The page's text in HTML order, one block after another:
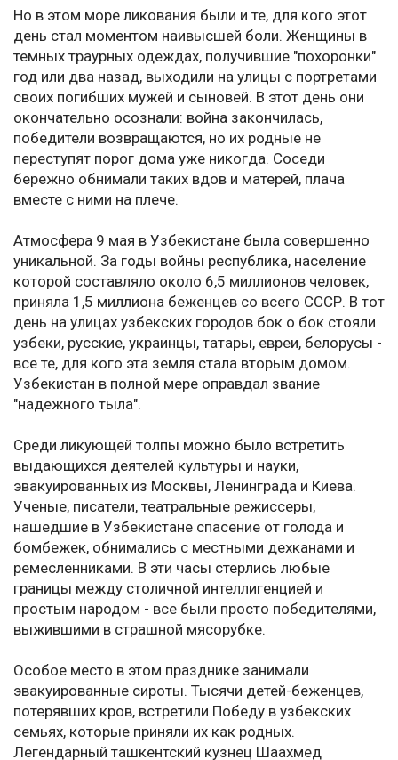
Но в этом море ликования были и те, для кого этот
день стал моментом наивысшей боли. Женщины в
темных траурных одеждах, получившие "похоронки"
год или два назад, выходили на улицы с портретами
своих погибших мужей и сыновей. В этот день они
окончательно осознали: война закончилась,
победители возвращаются, но их родные не
переступят порог дома уже никогда. Соседи
бережно обнимали таких вдов и матерей, плача
вместе с ними на плече.
Атмосфера 9 мая в Узбекистане была совершенно
уникальной. За годы войны республика, население
которой составляло около 6,5 миллионов человек,
приняла 1,5 миллиона беженцев со всего СССР. В тот
день на улицах узбекских городов бок о бок стояли
узбеки, русские, украинцы, татары, евреи, белорусы -
все те, для кого эта земля стала вторым домом.
Узбекистан в полной мере оправдал звание
"надежного тыла".
Среди ликующей толпы можно было встретить
выдающихся деятелей культуры и науки,
эвакуированных из Москвы, Ленинграда и Киева.
Ученые, писатели, театральные режиссеры,
нашедшие в Узбекистане спасение от голода и
бомбежек, обнимались с местными дехканами и
ремесленниками. В эти часы стерлись любые
границы между столичной интеллигенцией и
простым народом - все были просто победителями,
выжившими в страшной мясорубке.
Особое место в этом празднике занимали
эвакуированные сироты. Тысячи детей-беженцев,
потерявших кров, встретили Победу в узбекских
семьях, которые приняли их как родных.
Легендарный ташкентский кузнец Шаахмед